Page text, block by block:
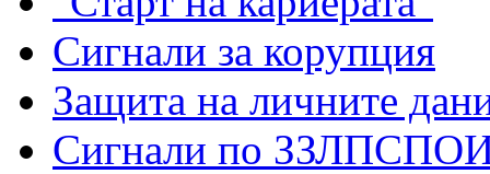
Сигнали за корупция
Защита на личните
Сигнали по